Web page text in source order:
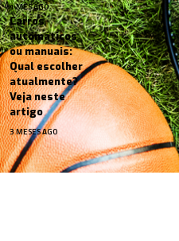
1 MÊS AGO
Carros
automáticos
ou manuais:
Qual escolher
atualmente?
Veja neste
artigo
3 MESES AGO